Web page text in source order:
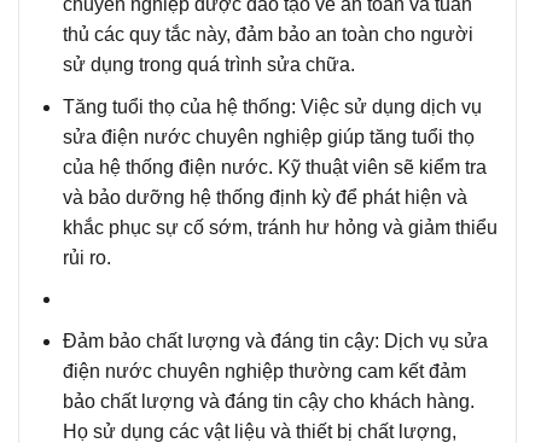
chuyên nghiệp được đào tạo về an toàn và tuân
thủ các quy tắc này, đảm bảo an toàn cho người
sử dụng trong quá trình sửa chữa.
Tăng tuổi thọ của hệ thống: Việc sử dụng dịch vụ
sửa điện nước chuyên nghiệp giúp tăng tuổi thọ
của hệ thống điện nước. Kỹ thuật viên sẽ kiểm tra
và bảo dưỡng hệ thống định kỳ để phát hiện và
khắc phục sự cố sớm, tránh hư hỏng và giảm thiểu
rủi ro.
Đảm bảo chất lượng và đáng tin cậy: Dịch vụ sửa
điện nước chuyên nghiệp thường cam kết đảm
bảo chất lượng và đáng tin cậy cho khách hàng.
Họ sử dụng các vật liệu và thiết bị chất lượng,